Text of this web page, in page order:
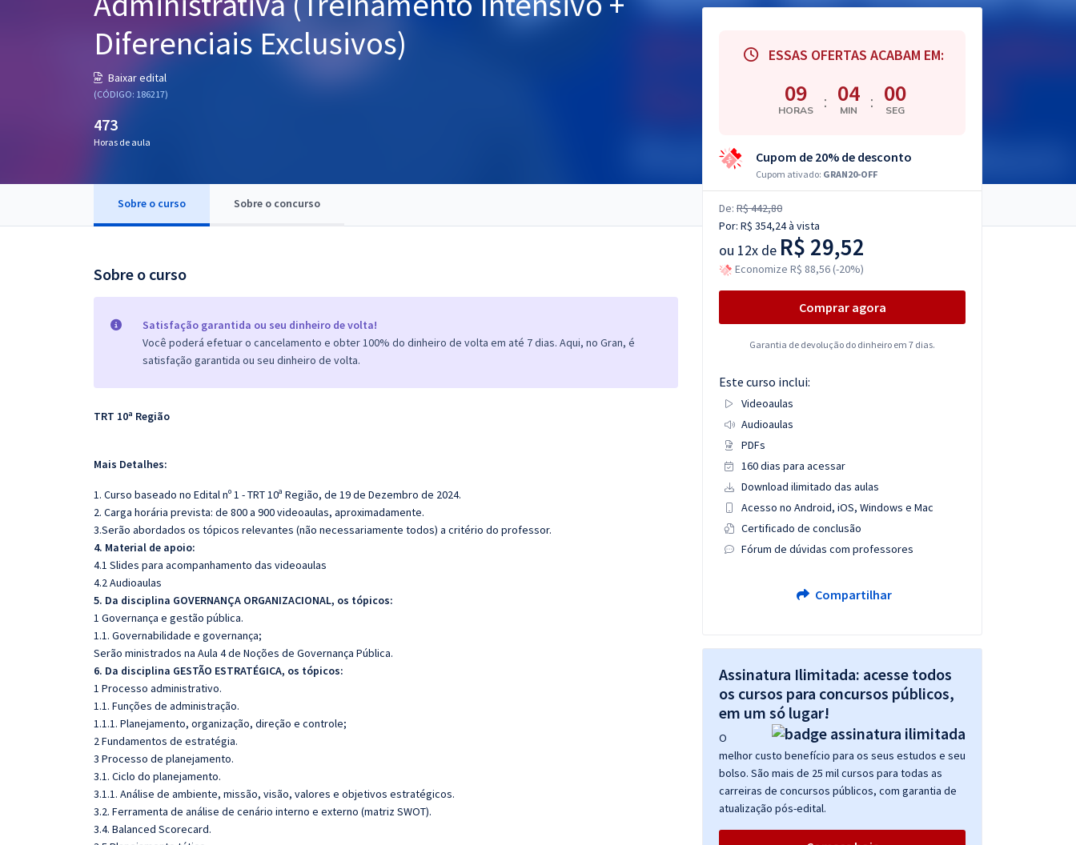
Conteúdo gratuito
Blog
Diferenciais Exclusivos)
Baixar edital
(CÓDIGO: 186217)
473
Horas de aula
Sobre o curso Sobre o concurso
Sobre o curso
Satisfação garantida ou seu dinheiro de volta!
Você poderá efetuar o cancelamento e obter 100% do dinheiro de volta em até 7 dias. Aqui, no Gran, é
satisfação garantida ou seu dinheiro de volta.
TRT 10ª Região
Mais Detalhes:
1. Curso baseado no Edital nº 1 - TRT 10ª Região, de 19 de Dezembro de 2024.
2. Carga horária prevista: de 800 a 900 videoaulas, aproximadamente.
3.Serão abordados os tópicos relevantes (não necessariamente todos) a critério do professor.
4. Material de apoio:
4.1 Slides para acompanhamento das videoaulas
4.2 Audioaulas
5. Da disciplina GOVERNANÇA ORGANIZACIONAL, os tópicos:
1 Governança e gestão pública.
1.1. Governabilidade e governança;
Serão ministrados na Aula 4 de Noções de Governança Pública.
6. Da disciplina GESTÃO ESTRATÉGICA, os tópicos:
1 Processo administrativo.
1.1. Funções de administração.
1.1.1. Planejamento, organização, direção e controle;
2 Fundamentos de estratégia.
3 Processo de planejamento.
3.1. Ciclo do planejamento.
3.1.1. Análise de ambiente, missão, visão, valores e objetivos estratégicos.
3.2. Ferramenta de análise de cenário interno e externo (matriz SWOT).
3.4. Balanced Scorecard.
ESSAS OFERTAS ACABAM EM:
09
HORAS : 03
MIN : 59
SEG
Cupom de 20% de desconto
Cupom ativado: GRAN20-OFF
De: R$ 442,80
Por: R$ 354,24à vista
ou 12x de R$ 29,52
Economize R$ 88,56 (-20%)
Comprar agora
Garantia de devolução do dinheiro em 7 dias.
Este curso inclui:
Videoaulas
Audioaulas
PDFs
160 dias para acessar
Download ilimitado das aulas
Acesso no Android, iOS, Windows e Mac
Certificado de conclusão
Fórum de dúvidas com professores
Compartilhar
Assinatura Ilimitada: acesse todos
os cursos para concursos públicos,
em um só lugar!
O
melhor custo benefício para os seus estudos e seu
bolso. São mais de 25 mil cursos para todas as
carreiras de concursos públicos, com garantia de
atualização pós-edital.